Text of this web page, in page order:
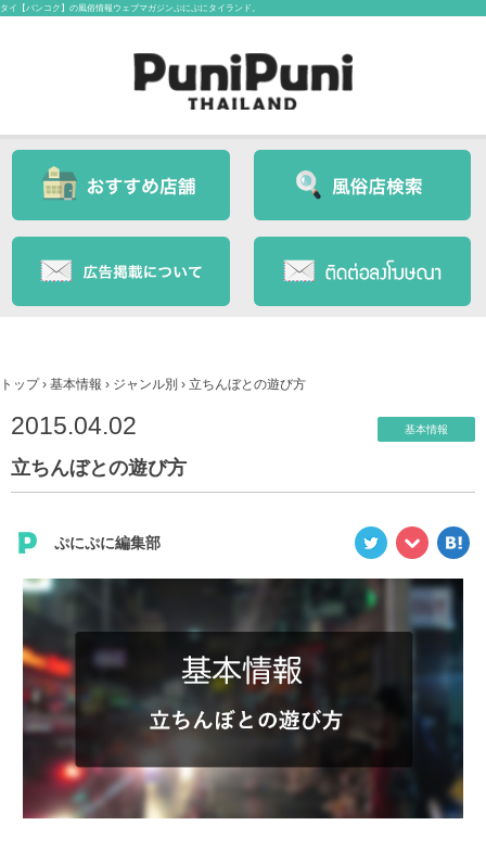
タイ【バンコク】の風俗情報ウェブマガジンぷにぷにタイランド。
トップ › 基本情報 › ジャンル別 › 立ちんぼとの遊び方
2015.04.02 基本情報
立ちんぼとの遊び方
ぷにぷに編集部